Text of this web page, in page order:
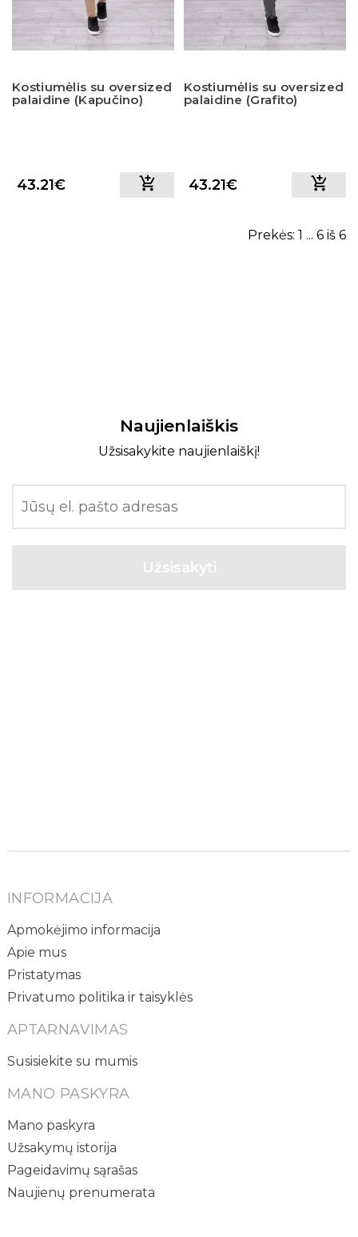
Kostiumėlis su oversized
palaidine (Kapučino)
43.21€
Kostiumėlis su oversized
palaidine (Grafito)
43.21€
Prekės: 1 ... 6 iš 6
Naujienlaiškis
Užsisakykite naujienlaiškį!
INFORMACIJA
Apmokėjimo informacija
Apie mus
Pristatymas
Privatumo politika ir taisyklės
APTARNAVIMAS
Susisiekite su mumis
MANO PASKYRA
Mano paskyra
Užsakymų istorija
Pageidavimų sąrašas
Naujienų prenumerata